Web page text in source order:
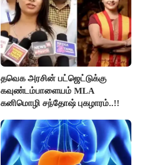
தவெக அரசின் பட்ஜெட்டுக்கு
கவுண்டம்பாளையம் MLA
கனிமொழி சந்தோஷ் புகழாரம்..!!